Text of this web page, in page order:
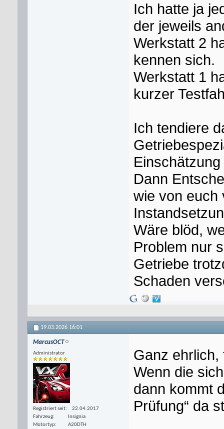
Ich hatte ja
der jeweils
Werkstatt 2
kennen sich.
Werkstatt 1
kurzer
Ich tendiere
Dann
wie von euch
Wäre blöd,
Problem nur
Getriebe
Schaden
19.03.2026 16:01
MarcusOCT
Administrator
Registriert seit
22.04.2017
Fahrzeug
Insignia
Motortyp
A20DTH
Ganz ehrlich,
Wenn die
dann kommt
Prüfung“ da